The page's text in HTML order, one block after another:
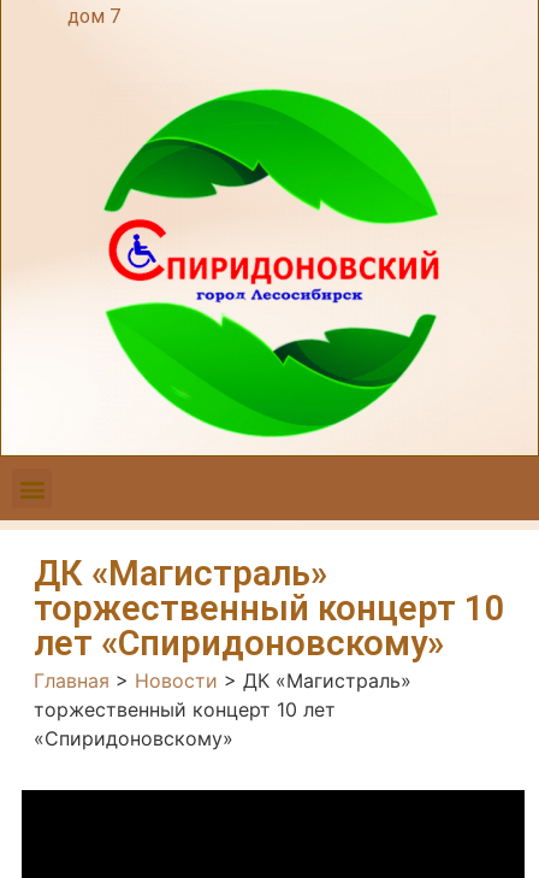
дом 7
ДК «Магистраль»
торжественный концерт 10
лет «Спиридоновскому»
Главная > Новости > ДК «Магистраль»
торжественный концерт 10 лет
«Спиридоновскому»